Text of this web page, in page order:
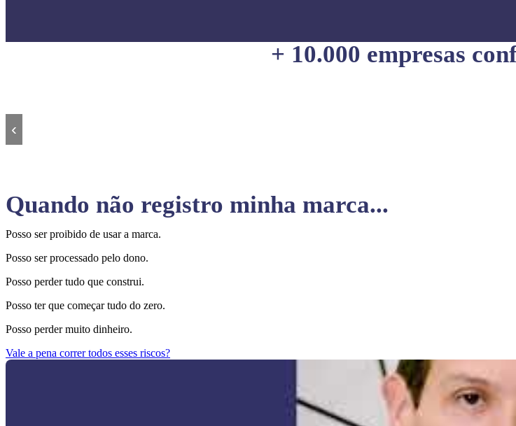
+ 10.000 empresas
‹
Quando não registro minha marca...
Posso ser proibido de usar a marca.
Posso ser processado pelo dono.
Posso perder tudo que construi.
Posso ter que começar tudo do zero.
Posso perder muito dinheiro.
Vale a pena correr todos esses riscos?